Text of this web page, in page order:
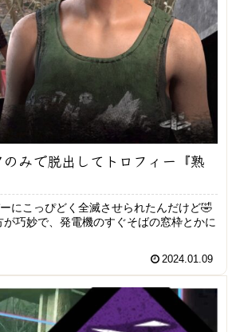
みで脱出してトロフィー『熟
にこっぴどく全滅させられたんだけど🤣
巧妙で、発電機のすぐそばの窓枠とかに
2024.01.09